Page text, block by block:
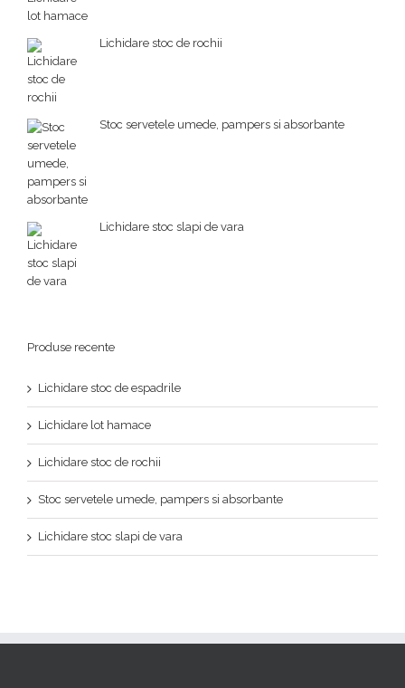
Lichidare stoc de rochii
Stoc servetele umede, pampers si absorbante
Lichidare stoc slapi de vara
Produse recente
Lichidare stoc de espadrile
Lichidare lot hamace
Lichidare stoc de rochii
Stoc servetele umede, pampers si absorbante
Lichidare stoc slapi de vara